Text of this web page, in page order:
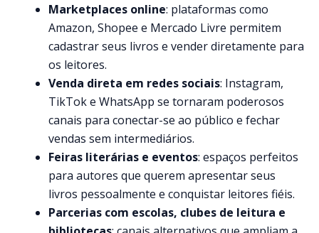
Marketplaces online: plataformas como
Amazon, Shopee e Mercado Livre permitem
cadastrar seus livros e vender diretamente para
os leitores.
Venda direta em redes sociais: Instagram,
TikTok e WhatsApp se tornaram poderosos
canais para conectar-se ao público e fechar
vendas sem intermediários.
Feiras literárias e eventos: espaços perfeitos
para autores que querem apresentar seus
livros pessoalmente e conquistar leitores fiéis.
Parcerias com escolas, clubes de leitura e